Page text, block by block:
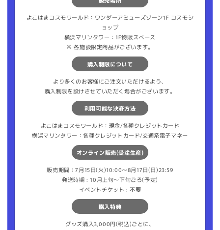
よこはまコスモワールド：ワンダーアミューズゾーン1F コスモシ
ョップ
横浜マリンタワー：1F物販スペース
※ 各施設限定商品がございます。
購入制限について
より多くのお客様にご注文いただけるよう、
購入制限を設けさせていただく場合がございます。
利用可能な決済方法
よこはまコスモワールド：現金/各種クレジットカード
横浜マリンタワー：各種クレジットカード/交通系電子マネー
オンライン販売(受注生産)
販売期間：7月15日(火)10:00～8月17日(日)23:59
発送時期 : 10月上旬〜下旬ごろ(予定)
イベントチケット : 不要
購入特典
グッズ購入3,000円(税込)ごとに、